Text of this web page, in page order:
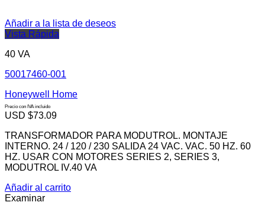
Añadir a la lista de deseos
Vista Rápida
40 VA
50017460-001
Honeywell Home
Precio con IVA incluido
USD $73.09
TRANSFORMADOR PARA MODUTROL. MONTAJE
INTERNO. 24 / 120 / 230 SALIDA 24 VAC. VAC. 50 HZ. 60
HZ. USAR CON MOTORES SERIES 2, SERIES 3,
MODUTROL IV.40 VA
Añadir al carrito
Examinar